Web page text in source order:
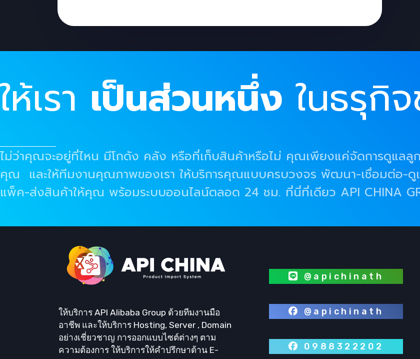
ให้เรา เป็นส่วนหนึ่ง ในธรุกิ
ไม่ว่าคุณจะอยู่ที่ไหน มีโกดัง คลัง หรือที่เก็บสินค้าหรือไม่ คุณเพียงแค่จัดการดูแลลู
คุณ และให้ทีมงานคุณภาพของเรา ให้บริการคุณแบบครบวงจร พัฒนา-เชื่อมต่อ-ดู
แพ็ค-ส่งสินค้าให้คุณ พร้อมระบบออนไลน์ตลอด 24 ชม. ที่นี่ที่เดียว API CHINA
ให้บริการ API Alibaba Group ด้วยทีมงานมือ
อาชีพ และให้บริการ Hosting, Server , Domain
อย่างเชี่ยวชาญ การออกแบบไซต์ต่างๆ ตาม
ความต้องการ ให้บริการให้คำปรึกษาด้าน E-
@apichinath
@apichinath
0988322202